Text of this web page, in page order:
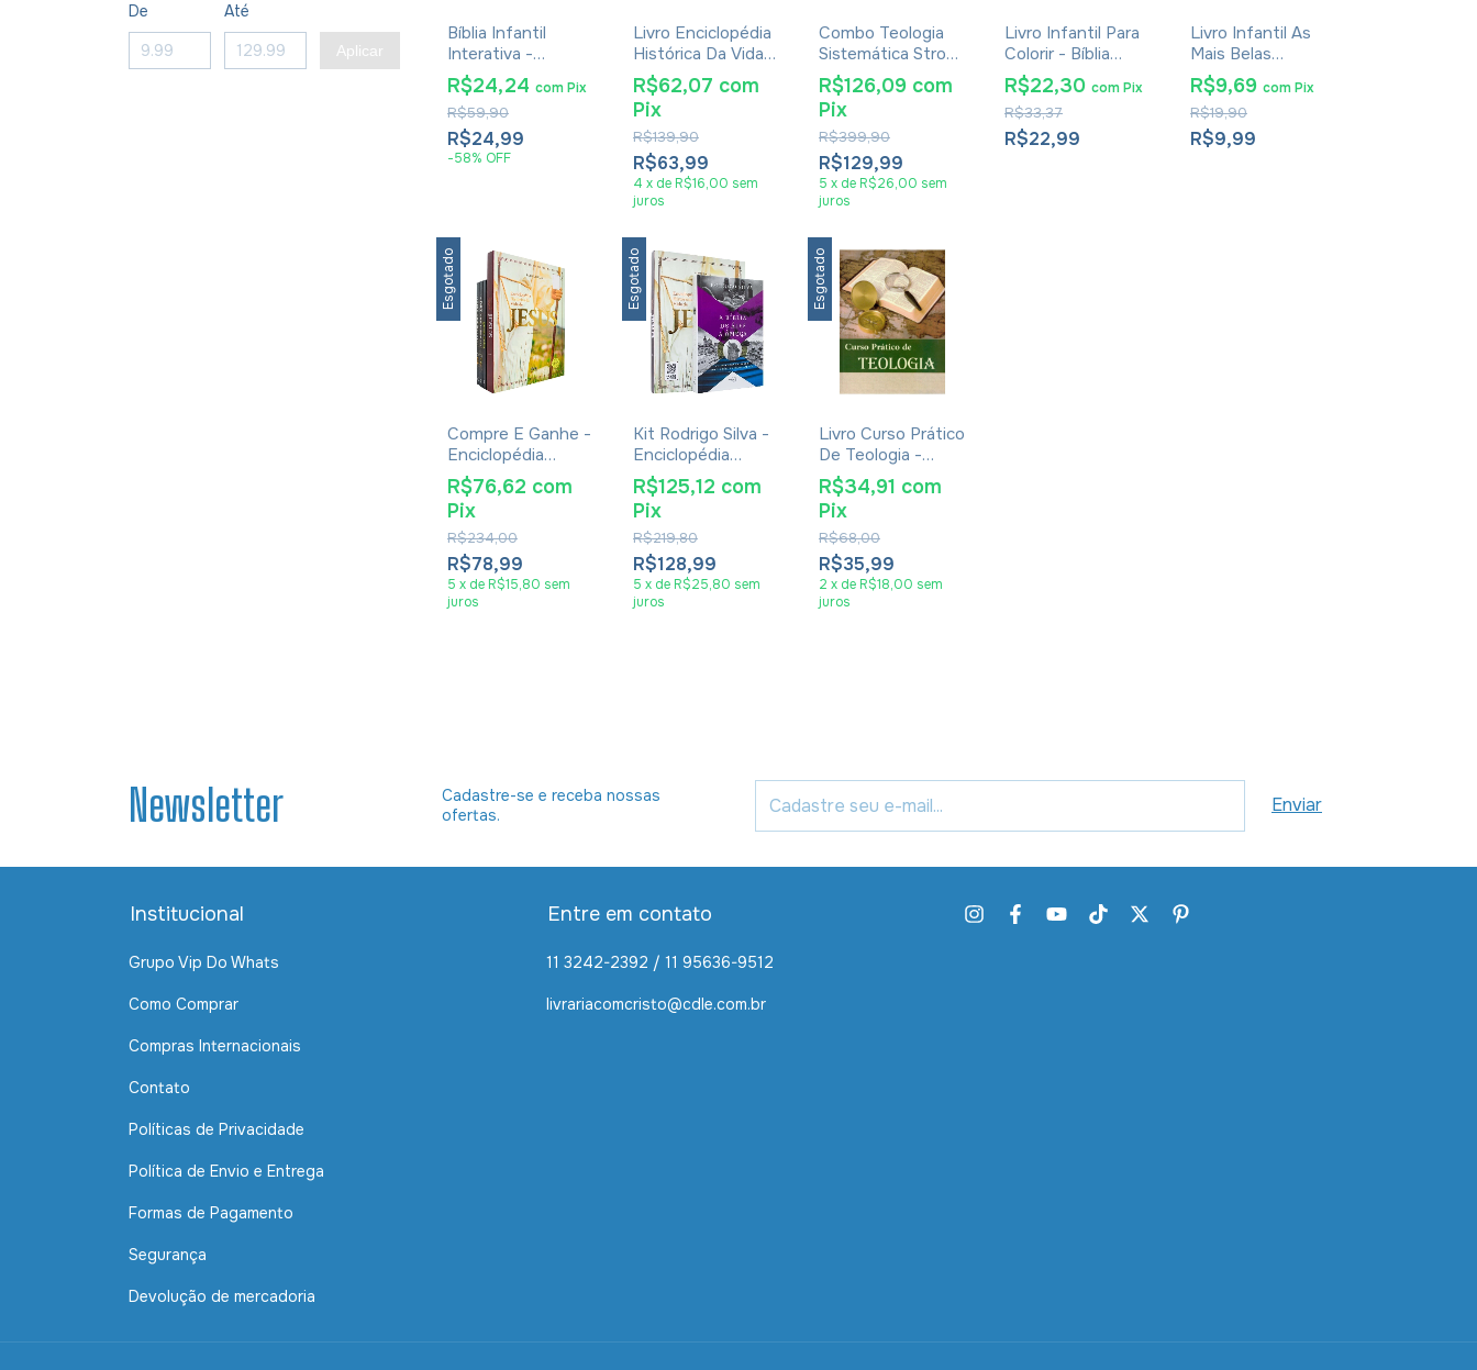
De Até
Aplicar
Bíblia Infantil
Interativa -
Geovana Muniz
R$24,99
-58% OFF
R$59,90
R$24,24 comPix
Livro Enciclopédia
Histórica Da Vida
De Jesus - Rodrigo
Silva
R$63,99
R$139,90
R$62,07 com
Pix
4 x de R$16,00 sem
juros
Combo Teologia
Sistemática Strong
+ Livro
Enciclopédia
Histórica Da Vida
De Jesus
R$129,99
R$399,90
R$126,09 com
Pix
5 x de R$26,00 sem
juros
Livro Infantil Para
Colorir - Bíblia
Ilustrada - Cute &
Comfy
R$22,99
R$33,37
R$22,30 comPix
Livro Infantil As
Mais Belas
Histórias Da Bíblia
- Geovana Muniz
R$9,99
R$19,90
R$9,69 comPix
Esgotado
Compre E Ganhe -
Enciclopédia
Histórica Da Vida
De Jesus de
Rodrigo Silva + 3
livros
R$78,99
R$234,00
R$76,62 com
Pix
5 x de R$15,80 sem
juros
Esgotado
Kit Rodrigo Silva -
Enciclopédia
Histórica da Vida
de Jesus e Livro A
Bíblia de Álef a
Ômega
R$128,99
R$219,80
R$125,12 com
Pix
5 x de R$25,80 sem
juros
Esgotado
Livro Curso Prático
De Teologia -
Claudemir Pedroso
da Silva
R$35,99
R$68,00
R$34,91 com
Pix
2 x de R$18,00 sem
juros
Newsletter
Cadastre-se e receba nossas
ofertas.
Institucional
Grupo Vip Do Whats
Como Comprar
Compras Internacionais
Contato
Políticas de Privacidade
Política de Envio e Entrega
Formas de Pagamento
Segurança
Devolução de mercadoria
Entre em contato
11 3242-2392 / 11 95636-9512
livrariacomcristo@cdle.com.br